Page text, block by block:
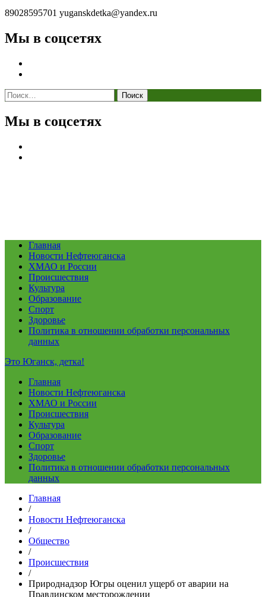
89028595701 yuganskdetka@yandex.ru
Мы в соцсетях
Найти:
Мы в соцсетях
Главная
Новости Нефтеюганска
ХМАО и России
Происшествия
Культура
Образование
Спорт
Здоровье
Политика в отношении обработки персональных
данных
Это Юганск, детка!
Главная
Новости Нефтеюганска
ХМАО и России
Происшествия
Культура
Образование
Спорт
Здоровье
Политика в отношении обработки персональных
данных
Главная
/
Новости Нефтеюганска
/
Общество
/
Происшествия
/
Природнадзор Югры оценил ущерб от аварии на
Правдинском месторождении